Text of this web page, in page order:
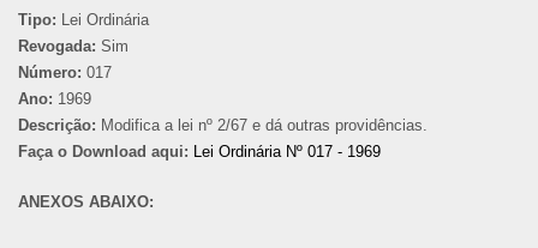
Tipo: Lei Ordinária
Revogada: Sim
Número: 017
Ano: 1969
Descrição: Modifica a lei nº 2/67 e dá outras providências.
Faça o Download aqui: Lei Ordinária Nº 017 - 1969
ANEXOS ABAIXO: